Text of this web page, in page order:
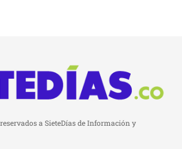
a SieteDías de Información y